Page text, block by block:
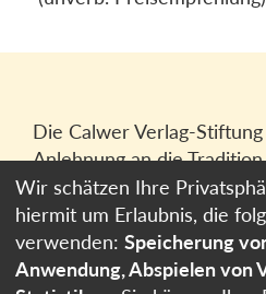
Die Calwer Verlag-
Anlehnung an die
gegründeten Calwer
heutigen Calwer Verlag
GmbHin Stuttgart.
Impressum
Wir schätzen Ihre
hiermit um Erlaubnis, die
verwenden: Speicherung
Anwendung, Abspielen von